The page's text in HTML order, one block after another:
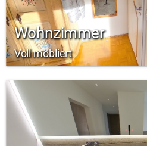
Wohnzimmer
Voll möbliert